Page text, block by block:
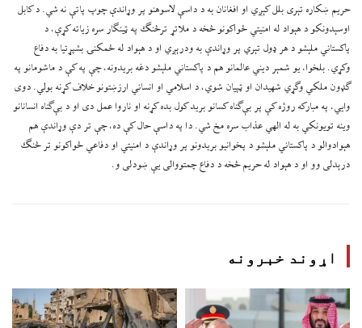
حریم ښکاره تېری بلل کېږي او افغانان به د داسې لاسوهنو پر وړاندې چوپ پاتې نه شي. د کابل
اوسېدونکو د هېواد له امنیتي ځواکونو څخه د ملاتړ ترڅنګ په ټینګار سره زیاته کړې، د
پاکستاني ملېشو د هر ډول تېري پر وړاندې به ودرېږي او د هېواد له ځمکنۍ بشپړتیا به دفاع
وکړي. بلخوا، یو شمېر دیني عالمانو هم د پاکستاني ملېشو دغه بریدونه، چې په کې د ماشومانو په
ګډون ملکي وګړي شهیدان او ټپیان شوي، د اسلامي او انساني ارزښتونو خلاف کړنه بولي. دوی
وایي، په مبارکه روژه کې پر بې‌ګناه کسانو برید کول بده کړنه او ناروا عمل دی او د بې‌ګناه انسانانو
وینه تویونکي به له الهي عذاب سره مخ شي. دا په داسې حال کې ده، چې تر دې وړاندې هم
هېوادوالو د پاکستاني ملېشو د پخوانیو بریدونو پر وړاندې د امنیتي او دفاعي ځواکونو تر څنګ
درېدلی وو او د هېواد له حریم څخه د دفاع چمتووالی یې ښودلی و.
اړوند خبرونه